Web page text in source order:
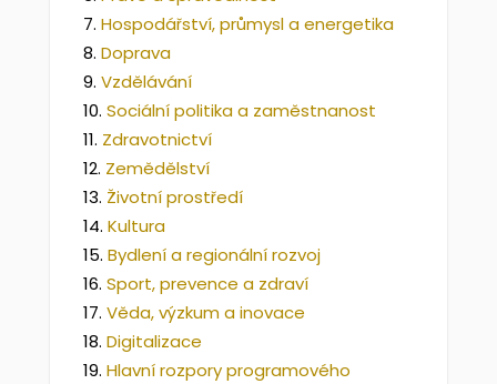
Hospodářství, průmysl a energetika
Doprava
Vzdělávání
Sociální politika a zaměstnanost
Zdravotnictví
Zemědělství
Životní prostředí
Kultura
Bydlení a regionální rozvoj
Sport, prevence a zdraví
Věda, výzkum a inovace
Digitalizace
Hlavní rozpory programového